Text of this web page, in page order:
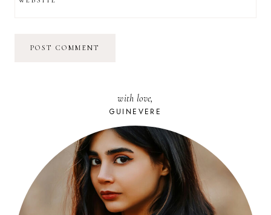
with love,
GUINEVERE